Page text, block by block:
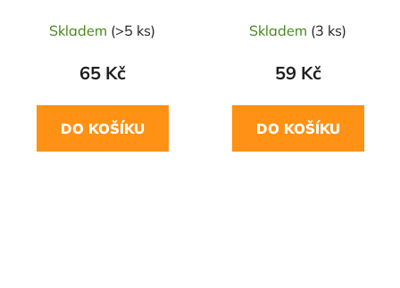
Skladem (>5 ks)
65 Kč
DO KOŠÍKU
Skladem (3 ks)
59 Kč
DO KOŠÍKU